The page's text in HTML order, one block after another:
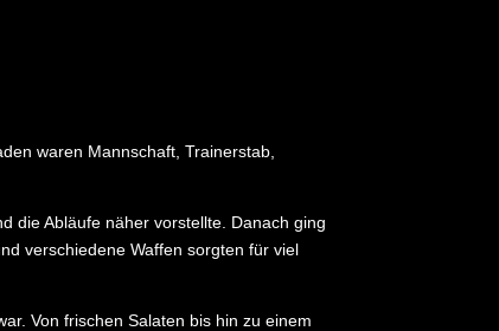
waren Mannschaft, Trainerstab,
die Abläufe näher vorstellte. Danach ging
verschiedene Waffen sorgten für viel
Von frischen Salaten bis hin zu einem